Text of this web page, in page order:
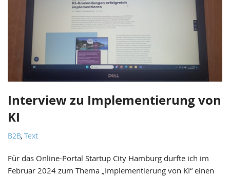
Interview zu Implementierung von
KI
B2B, Text
Für das Online-Portal Startup City Hamburg durfte ich im
Februar 2024 zum Thema „Implementierung von KI“ einen